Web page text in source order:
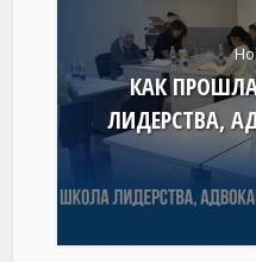
КАК
ЛИДЕРСТВА,